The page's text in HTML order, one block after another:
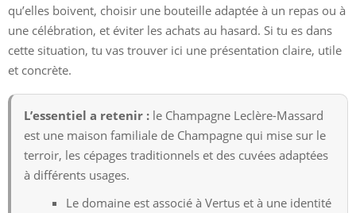
qu’elles boivent, choisir une bouteille adaptée à un repas ou à
une célébration, et éviter les achats au hasard. Si tu es dans
cette situation, tu vas trouver ici une présentation claire, utile
et concrète.
L’essentiel a retenir : le Champagne Leclère-Massard
est une maison familiale de Champagne qui mise sur le
terroir, les cépages traditionnels et des cuvées adaptées
à différents usages.
Le domaine est associé à Vertus et à une identité